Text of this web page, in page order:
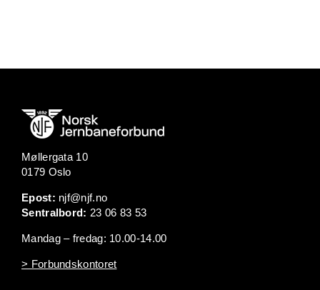
Møllergata 10
0179 Oslo
Epost: njf@njf.no
Sentralbord: 23 06 83 53
Mandag – fredag: 10.00-14.00
> Forbundskontoret